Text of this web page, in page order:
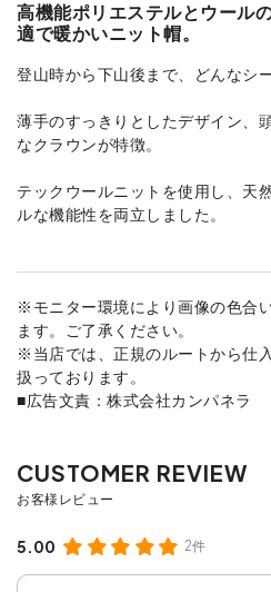
高機能ポリエステルとウール
適で暖かいニット帽。
登山時から下山後まで、どんなシ
薄手のすっきりとしたデザイン、
なクラウンが特徴。
テックウールニットを使用し、天
ルな機能性を両立しました。
※モニター環境により画像の色合
ます。ご了承ください。
※当店では、正規のルートから仕
扱っております。
■広告文責：株式会社カンパネラ
5.00 2件